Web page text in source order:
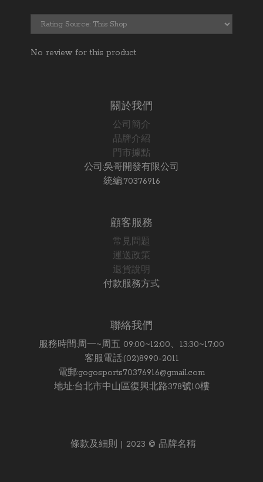
No review for this product
關於我們
公司簡介
品牌介紹
門市據點
公司:吳哥開發有限公司
統編:70376916
顧客服務
常見問題
運送政策
退貨說明
付款服務方式
聯絡我們
服務時間:周一~周五 09:00~12:00、13:30~17:00
客服電話:(02)8990-2011
電郵:gogosports70376916@gmail.com
地址:台北市中山區復興北路378號10樓
條款及細則 | 2023 © 品牌名稱